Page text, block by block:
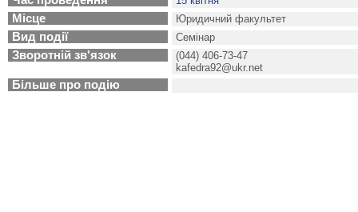
Місце Юридичний факультет
Вид події Семінар
Зворотній зв'язок
(044) 406-73-47
kafedra92@ukr.net
Більше про подію